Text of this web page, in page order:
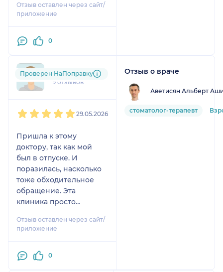
кресло - уже нужно
было вставать. Дали
записали на снятие
приятная медсестра у
него))
Отзыв оставлен через сайт/
приложение
0
+7xxxxxxxx16
9 отзывов
Проверен НаПоправку
29.05.2026
Пришла к этому
доктору, так как мой
был в отпуске. И
поразилась, насколько
тоже обходительное
обращение. Эта
клиника просто
профессионалами
своего дела,
компетентными
Отзыв оставлен через сайт/
приложение
0
Отзыв о враче
Аветисян Альберт
стоматолог-терапевт